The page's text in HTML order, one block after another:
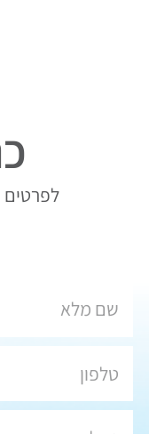
לפרטים